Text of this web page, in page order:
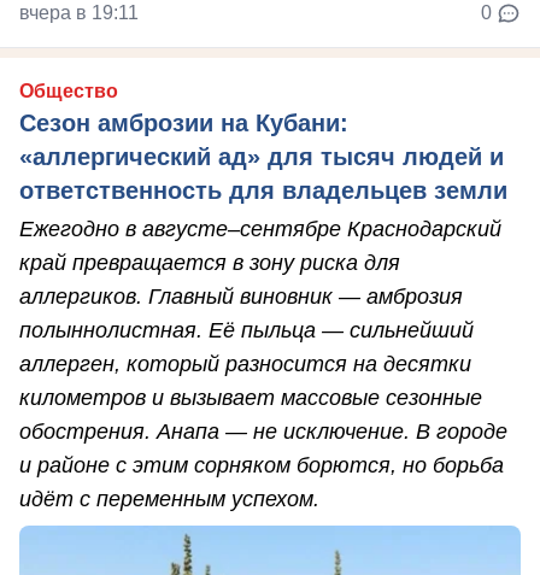
вчера в 19:11 0
Общество
Сезон амброзии на Кубани:
«аллергический ад» для тысяч людей и
ответственность для владельцев земли
Ежегодно в августе–сентябре Краснодарский
край превращается в зону риска для
аллергиков. Главный виновник — амброзия
полыннолистная. Её пыльца — сильнейший
аллерген, который разносится на десятки
километров и вызывает массовые сезонные
обострения. Анапа — не исключение. В городе
и районе с этим сорняком борются, но борьба
идёт с переменным успехом.